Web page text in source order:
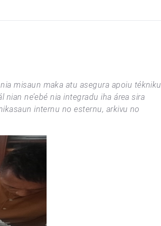
misaun maka atu asegura apoiu tékniku
ne’ebé nia integradu iha área sira
internu no esternu, arkivu no